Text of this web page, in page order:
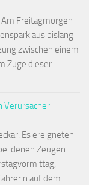
Freitagmorgen
aus bislang
zwischen einem
Zuge dieser ...
Verursacher
Es ereigneten
denen Zeugen
auf dem